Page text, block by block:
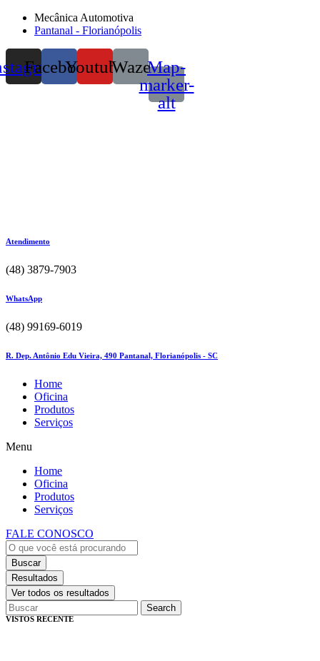
Mecânica Automotiva
Pantanal - Florianópolis
FacebookYoutubeWazeMap-
marker-
alt
Atendimento
(48) 3879-7903
WhatsApp
(48) 99169-6019
R. Dep. Antônio Edu Vieira, 490 Pantanal, Florianópolis - SC
Home
Oficina
Produtos
Serviços
Menu
Home
Oficina
Produtos
Serviços
FALE CONOSCO
Buscar
Resultados
Ver todos os resultados
Search
VISTOS RECENTE